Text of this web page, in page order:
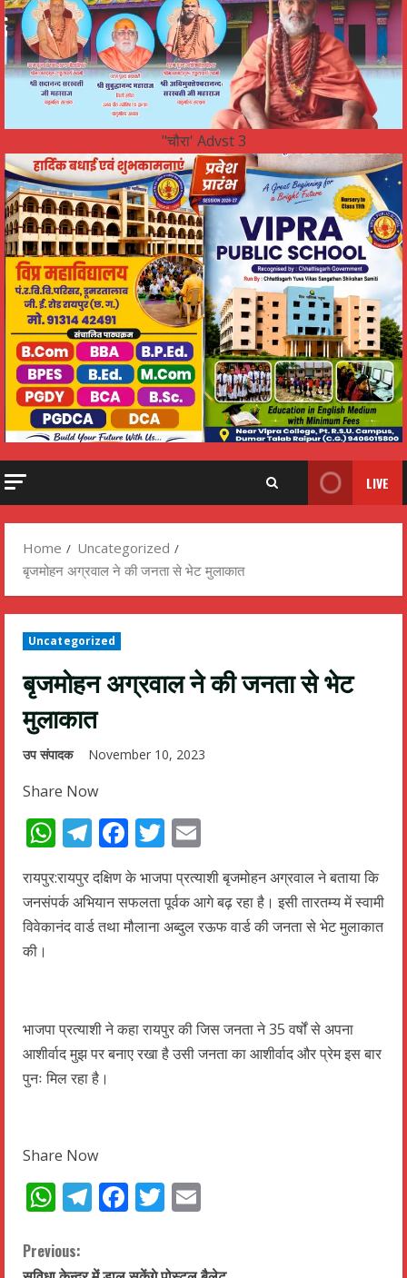
"चौरा' Advst 3
LIVE
Home
Uncategorized
बृजमोहन अग्रवाल ने की जनता से भेट मुलाकात
Uncategorized
बृजमोहन अग्रवाल ने की जनता से भेट
मुलाकात
उप संपादक November 10, 2023
Share Now
WhatsApp
Telegram
Facebook
Twitter
रायपुर:रायपुर दक्षिण के भाजपा प्रत्याशी बृजमोहन अग्रवाल ने बताया कि
जनसंपर्क अभियान सफलता पूर्वक आगे बढ़ रहा है। इसी तारतम्य में स्वामी
विवेकानंद वार्ड तथा मौलाना अब्दुल रऊफ वार्ड की जनता से भेट मुलाकात
की।
भाजपा प्रत्याशी ने कहा रायपुर की जिस जनता ने 35 वर्षों से अपना
आशीर्वाद मुझ पर बनाए रखा है उसी जनता का आशीर्वाद और प्रेम इस बार
पुनः मिल रहा है।
Share Now
WhatsApp
Telegram
Facebook
Twitter
C
Previous: